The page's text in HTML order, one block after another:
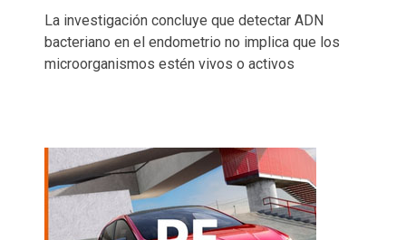
La investigación concluye que detectar ADN
bacteriano en el endometrio no implica que los
microorganismos estén vivos o activos